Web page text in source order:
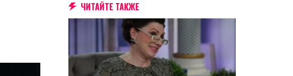
ЧИТАЙТЕ ТАКЖЕ